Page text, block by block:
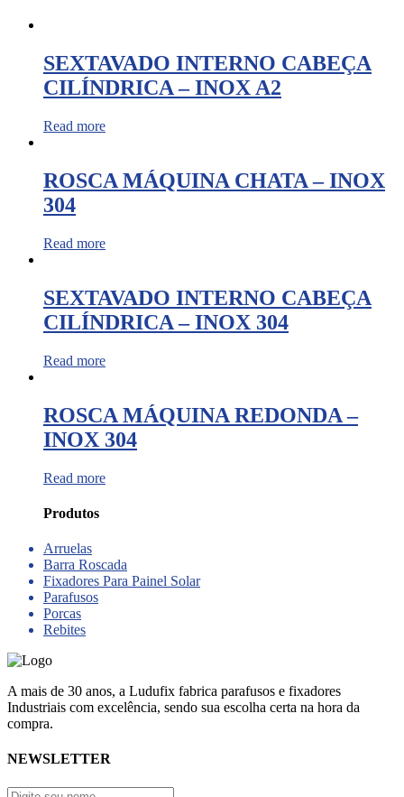
SEXTAVADO INTERNO CABEÇA
CILÍNDRICA – INOX A2
Read more
ROSCA MÁQUINA CHATA – INOX
304
Read more
SEXTAVADO INTERNO CABEÇA
CILÍNDRICA – INOX 304
Read more
ROSCA MÁQUINA REDONDA –
INOX 304
Read more
Produtos
Arruelas
Barra Roscada
Fixadores Para Painel Solar
Parafusos
Porcas
Rebites
A mais de 30 anos, a Ludufix fabrica parafusos e fixadores
Industriais com excelência, sendo sua escolha certa na hora da
compra.
NEWSLETTER